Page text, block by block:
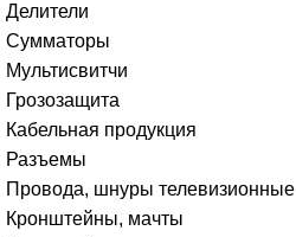
Делители
Сумматоры
Мультисвитчи
Грозозащита
Кабельная продукция
Разъемы
Провода, шнуры телевизионные
Кронштейны, мачты